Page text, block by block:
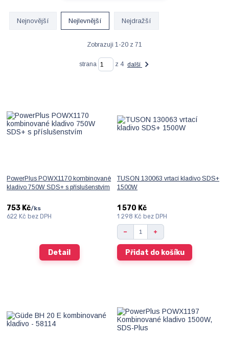
Nejnovější Nejlevnější Nejdražší
Zobrazuji 1-20 z 71
strana z 4 další
PowerPlus POWX1170 kombinované
kladivo 750W SDS+ s příslušenstvím
753 Kč/ks
622 Kč bez DPH
Detail
TUSON 130063 vrtací kladivo SDS+
1500W
1 570 Kč
1 298 Kč bez DPH
Přidat do košíku